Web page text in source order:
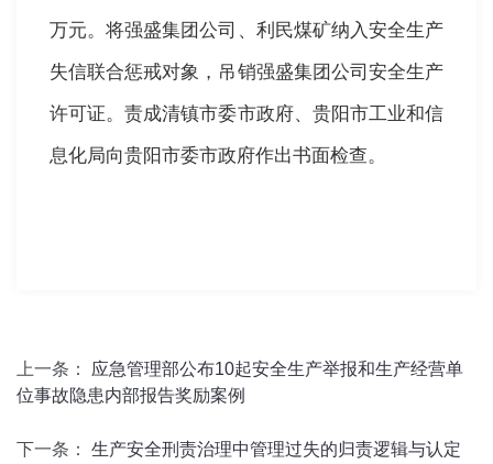
万元。将强盛集团公司、利民煤矿纳入安全生产
失信联合惩戒对象，吊销强盛集团公司安全生产
许可证。责成清镇市委市政府、贵阳市工业和信
息化局向贵阳市委市政府作出书面检查。
上一条： 应急管理部公布10起安全生产举报和生产经营单
位事故隐患内部报告奖励案例
下一条： 生产安全刑责治理中管理过失的归责逻辑与认定